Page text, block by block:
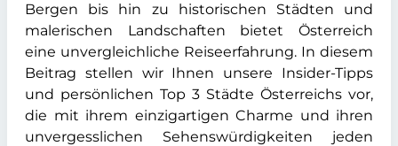
Bergen bis hin zu historischen Städten und
malerischen Landschaften bietet Österreich
eine unvergleichliche Reiseerfahrung. In diesem
Beitrag stellen wir Ihnen unsere Insider-Tipps
und persönlichen Top 3 Städte Österreichs vor,
die mit ihrem einzigartigen Charme und ihren
unvergesslichen Sehenswürdigkeiten jeden